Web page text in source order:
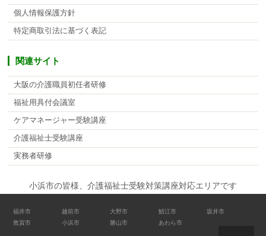
個人情報保護方針
特定商取引法に基づく表記
関連サイト
大阪の介護職員初任者研修
福祉用具付会議室
ケアマネージャー受験講座
介護福祉士受験講座
実務者研修
小浜市の皆様、介護福祉士受験対策講座対応エリアです
福井市
敦賀市
越前市
小浜市
大野市
勝山市
鯖江市
あわら市
坂井市